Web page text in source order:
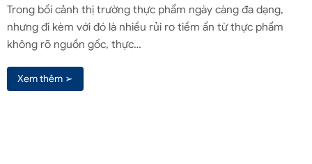
Trong bối cảnh thị trường thực phẩm ngày càng đa dạng,
nhưng đi kèm với đó là nhiều rủi ro tiềm ẩn từ thực phẩm
không rõ nguồn gốc, thực…
Xem thêm ➢